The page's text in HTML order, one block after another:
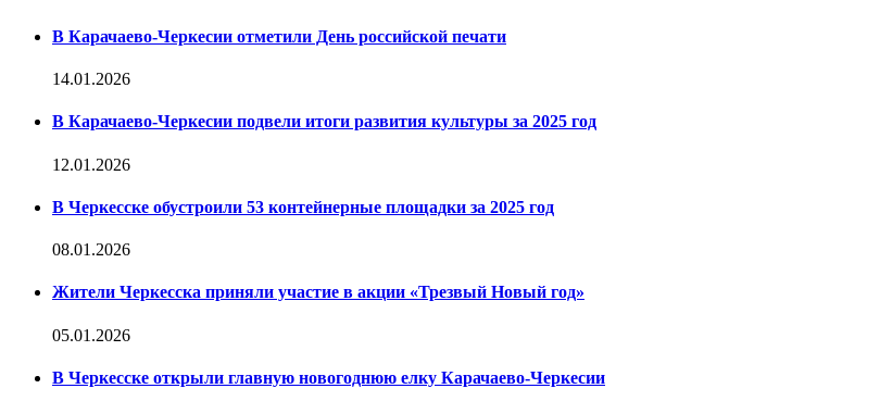
В Карачаево-Черкесии отметили День российской печати
14.01.2026
В Карачаево-Черкесии подвели итоги развития культуры за 2025 год
12.01.2026
В Черкесске обустроили 53 контейнерные площадки за 2025 год
08.01.2026
Жители Черкесска приняли участие в акции «Трезвый Новый год»
05.01.2026
В Черкесске открыли главную новогоднюю елку Карачаево-Черкесии